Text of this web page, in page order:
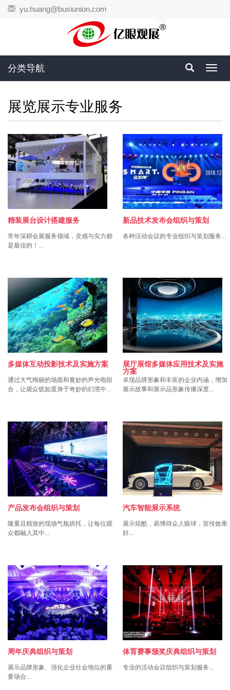
yu.huang@busiunion.com
分类导航
展览展示专业服务
精装展台设计搭建服务
常年深耕会展服务领域，灵感与实力都
是最佳的！...
新品技术发布会组织与策划
各种活动会议的专业组织与策划服务...
多媒体互动投影技术及实施方案
通过大气绚丽的场面和曼妙的声光电组
合，让观众犹如置身于奇妙的幻境中...
展厅展馆多媒体应用技术及实施
方案
卓现品牌形象和丰富的企业内涵，增加
展示故事和展示品形象传播深度...
产品发布会组织与策划
隆重且精致的现场气氛烘托，让每位观
众都融入其中...
汽车智能展示系统
展示炫酷，易博得众人眼球，宣传效果
好...
周年庆典组织与策划
展示品牌形象、强化企业社会地位的重
要场合...
体育赛事颁奖庆典组织与策划
专业的活动会议组织与策划服务...